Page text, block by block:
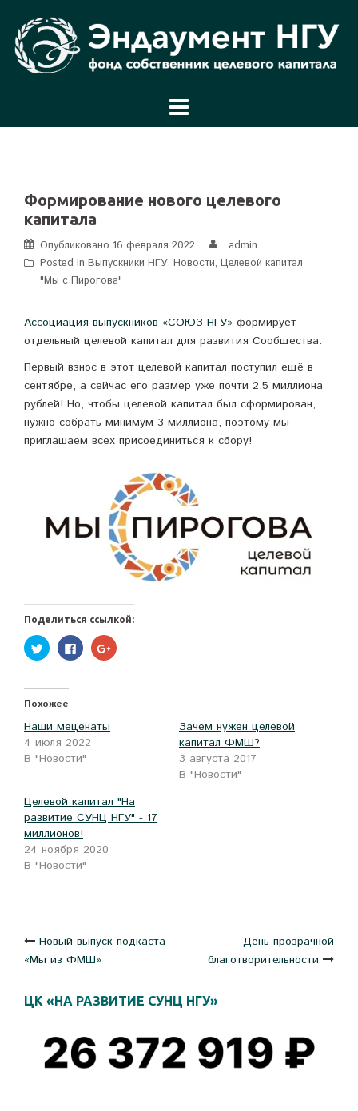
содержимому
Формирование нового целевого
капитала
Опубликовано 16 февраля 2022
admin
Posted in Выпускники НГУ, Новости, Целевой капитал
"Мы с Пирогова"
Ассоциация выпускников «СОЮЗ НГУ» формирует
отдельный целевой капитал для развития Сообщества.
Первый взнос в этот целевой капитал поступил ещё в
сентябре, а сейчас его размер уже почти 2,5 миллиона
рублей! Но, чтобы целевой капитал был сформирован,
нужно собрать минимум 3 миллиона, поэтому мы
приглашаем всех присоединиться к сбору!
Поделиться ссылкой:
Нажмите,
чтобы
поделиться
(Открывается
в
окне)
Нажмите
здесь,
чтобы
в
новом
окне)
Нажмите,
чтобы
Похожее
Наши меценаты
4 июля 2022
В "Новости"
Зачем нужен целевой
капитал ФМШ?
3 августа 2017
В "Новости"
Целевой капитал "На
развитие СУНЦ НГУ" - 17
миллионов!
24 ноября 2020
В "Новости"
Навигация
по
Новый выпуск подкаста
«Мы из ФМШ»
День прозрачной
благотворительности
ЦК «НА РАЗВИТИЕ СУНЦ НГУ»